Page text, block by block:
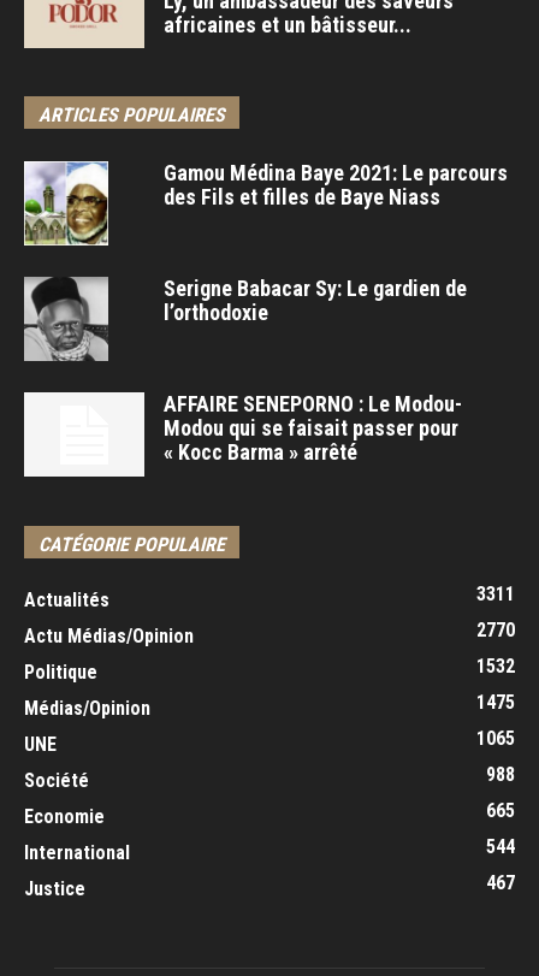
africaines et un bâtisseur...
ARTICLES POPULAIRES
Gamou Médina Baye 2021: Le parcours
des Fils et filles de Baye Niass
Serigne Babacar Sy: Le gardien de
l’orthodoxie
AFFAIRE SENEPORNO : Le Modou-
Modou qui se faisait passer pour
« Kocc Barma » arrêté
CATÉGORIE POPULAIRE
Actualités
3311
Actu Médias/Opinion
2770
Politique
1532
Médias/Opinion
1475
UNE
1065
Société
988
Economie
665
International
544
Justice
467